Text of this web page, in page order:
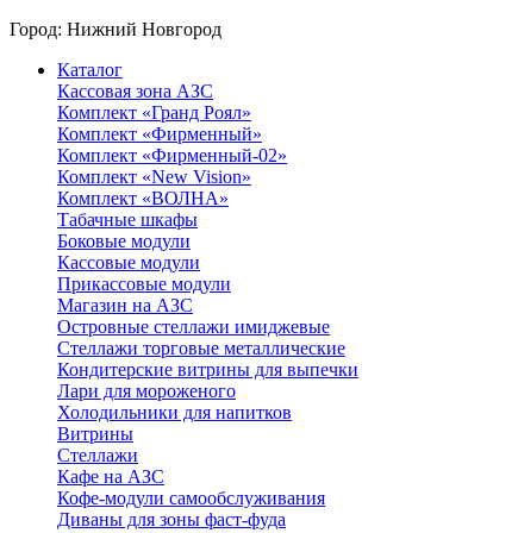
Город: Нижний Новгород
Каталог
Кассовая зона АЗС
Комплект «Гранд Роял»
Комплект «Фирменный»
Комплект «Фирменный-02»
Комплект «New Vision»
Комплект «ВОЛНА»
Табачные шкафы
Боковые модули
Кассовые модули
Прикассовые модули
Магазин на АЗС
Островные стеллажи имиджевые
Стеллажи торговые металлические
Кондитерские витрины для выпечки
Лари для мороженого
Холодильники для напитков
Витрины
Стеллажи
Кафе на АЗС
Кофе-модули самообслуживания
Диваны для зоны фаст-фуда